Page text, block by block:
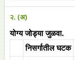
२. (अ)
योग्य जोड्या जुळवा.
निसर्गातील घटक